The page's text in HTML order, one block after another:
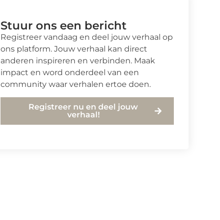
Stuur ons een bericht
Registreer vandaag en deel jouw verhaal op
ons platform. Jouw verhaal kan direct
anderen inspireren en verbinden. Maak
impact en word onderdeel van een
community waar verhalen ertoe doen.
Registreer nu en deel jouw
verhaal!